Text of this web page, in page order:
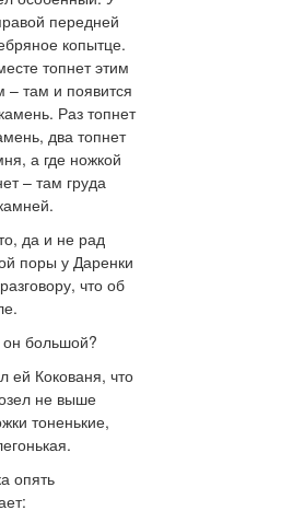
передней
копытце.
топнет этим
– там и появится
Раз топнет
два топнет
а где ножкой
– там груда
да и не рад
поры у Даренки
что об
большой?
ей Кокованя, что
не выше
тоненькие,
опять